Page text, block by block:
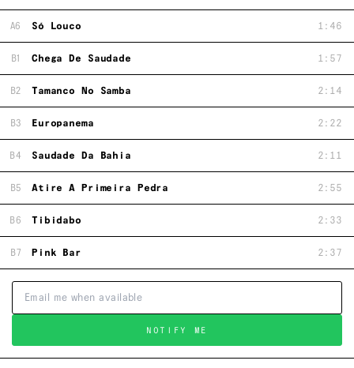
A6 Só Louco 1:46
B1 Chega De Saudade 1:57
B2 Tamanco No Samba 2:14
B3 Europanema 2:22
B4 Saudade Da Bahia 2:11
B5 Atire A Primeira Pedra 2:55
B6 Tibidabo 2:33
B7 Pink Bar 2:37
NOTIFY ME